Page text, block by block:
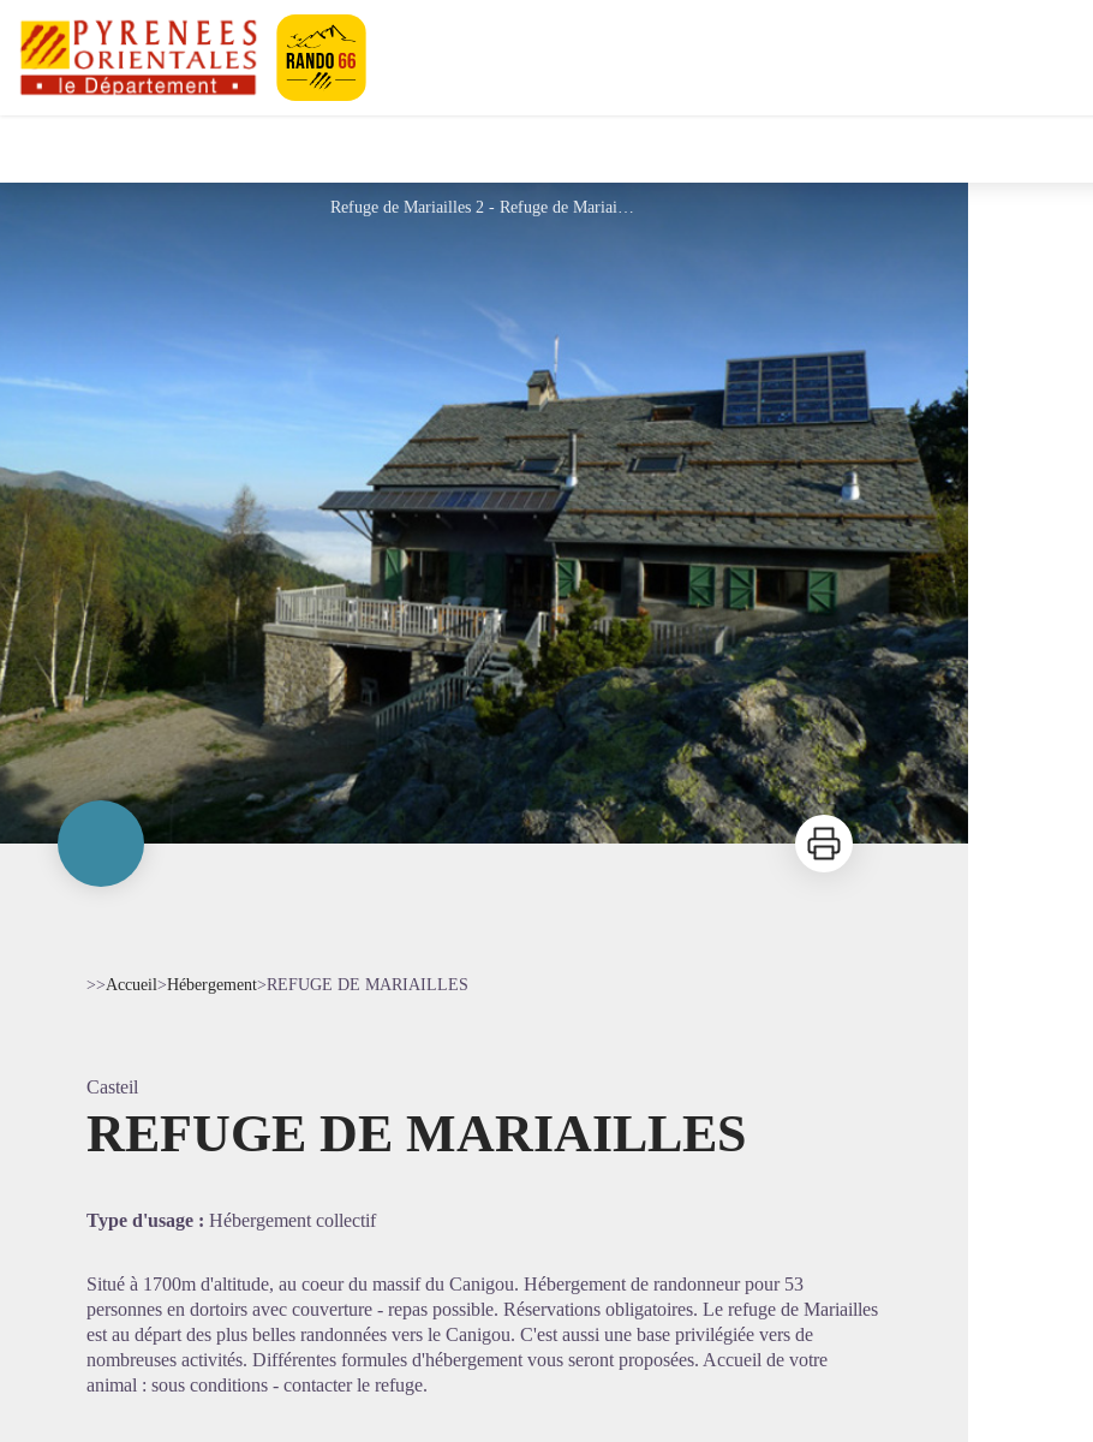
Refuge de Mariailles 2 - Refuge de Mariailles
Imprimer
>>Accueil>Hébergement>REFUGE DE MARIAILLES
Casteil
REFUGE DE MARIAILLES
Type d'usage : Hébergement collectif
Situé à 1700m d'altitude, au coeur du massif du Canigou. Hébergement de randonneur pour 53
personnes en dortoirs avec couverture - repas possible. Réservations obligatoires. Le refuge de Mariailles
est au départ des plus belles randonnées vers le Canigou. C'est aussi une base privilégiée vers de
nombreuses activités. Différentes formules d'hébergement vous seront proposées. Accueil de votre
animal : sous conditions - contacter le refuge.